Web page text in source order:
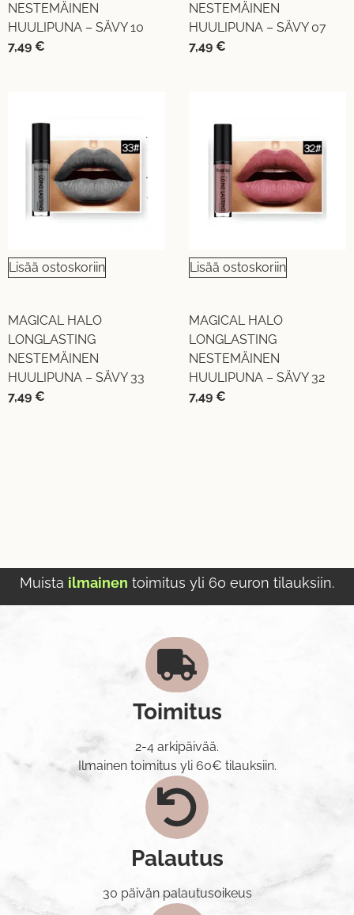
NESTEMÄINEN
HUULIPUNA – SÄVY 10
7,49 €
NESTEMÄINEN
HUULIPUNA – SÄVY 07
7,49 €
Lisää ostoskoriin
MAGICAL HALO
LONGLASTING
NESTEMÄINEN
HUULIPUNA – SÄVY 33
7,49 €
Lisää ostoskoriin
MAGICAL HALO
LONGLASTING
NESTEMÄINEN
HUULIPUNA – SÄVY 32
7,49 €
Muista ilmainen toimitus yli 60 euron tilauksiin.
Toimitus
2-4 arkipäivää.
Ilmainen toimitus yli 60€ tilauksiin.
Palautus
30 päivän palautusoikeus